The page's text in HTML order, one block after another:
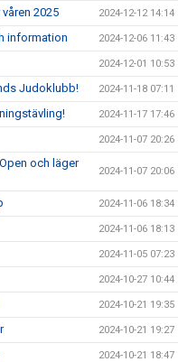
2025 2024-12-12 14:14
information 2024-12-06 11:43
2024-12-01 10:53
Judoklubb! 2024-11-18 07:11
2024-11-17 17:46
2024-11-07 20:26
och läger
2024-11-07 20:06
2024-11-06 18:34
2024-11-06 18:13
2024-11-05 07:23
2024-10-27 10:44
2024-10-21 19:35
2024-10-21 19:27
2024-10-21 18:47